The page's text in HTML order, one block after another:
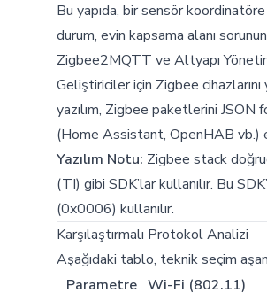
Bu yapıda, bir sensör
durum, evin kapsama alanı
Zigbee2MQTT ve Altyapı
Geliştiriciler için Zigbee
yazılım, Zigbee paketlerini
(Home Assistant, OpenHAB vb.)
Yazılım Notu: Zigbee stack
(TI) gibi SDK’lar kullanılır. Bu
(0x0006) kullanılır.
Karşılaştırmalı Protokol Analizi
Aşağıdaki tablo, teknik seçim
Parametre Wi-Fi (802.11)